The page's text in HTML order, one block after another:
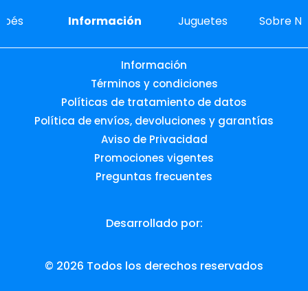
Información Juguetes Sobre
Información
Términos y condiciones
Políticas de tratamiento de datos
Política de envíos, devoluciones y garantías
Aviso de Privacidad
Promociones vigentes
Preguntas frecuentes
Desarrollado por:
© 2026 Todos los derechos reservados